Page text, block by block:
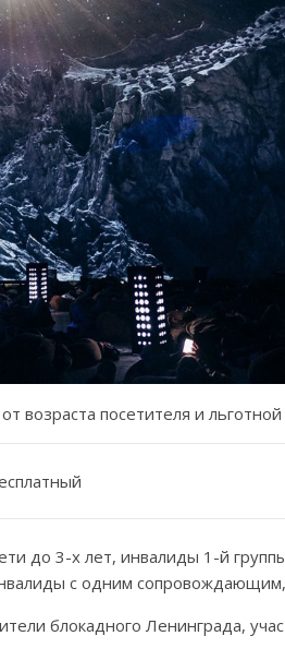
возраста посетителя и льготной
до 3-х лет, инвалиды 1-й
с одним сопровождающим,
блокадного Ленинграда,